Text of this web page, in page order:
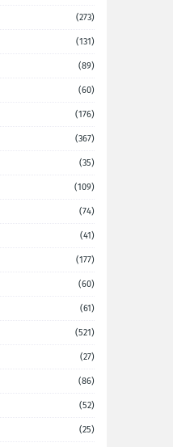
(273)
(131)
(89)
(60)
(176)
(367)
(35)
(109)
(74)
(41)
(177)
(60)
(61)
(521)
(27)
(86)
(52)
(25)